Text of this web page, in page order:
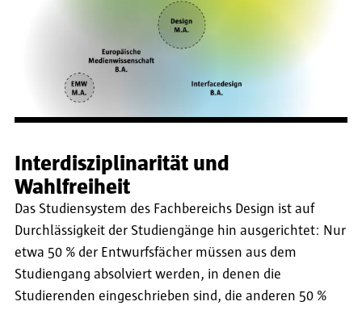
Interdisziplinarität und
Wahlfreiheit
Das Studiensystem des Fachbereichs Design ist auf
Durchlässigkeit der Studiengänge hin ausgerichtet: Nur
etwa 50 % der Entwurfsfächer müssen aus dem
Studiengang absolviert werden, in denen die
Studierenden eingeschrieben sind, die anderen 50 %